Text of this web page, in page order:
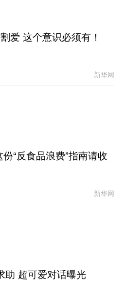
爱 这个意识必须有！
新华网
“反食品浪费”指南请收
新华网
助 超可爱对话曝光